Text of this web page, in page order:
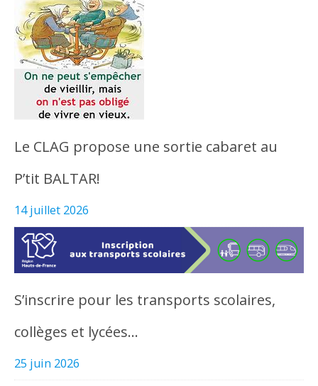
Le CLAG propose une sortie cabaret au
P’tit BALTAR!
14 juillet 2026
S’inscrire pour les transports scolaires,
collèges et lycées…
25 juin 2026